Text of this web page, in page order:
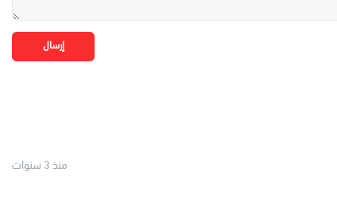
إرسال
منذ 3 سنوات